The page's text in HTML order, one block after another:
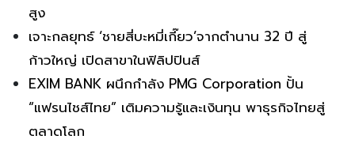
สูง
เจาะกลยุทธ์ ‘ชายสี่บะหมี่เกี๊ยว’จากตำนาน 32 ปี สู่
ก้าวใหญ่ เปิดสาขาในฟิลิปปินส์
EXIM BANK ผนึกกำลัง PMG Corporation ปั้น
“แฟรนไชส์ไทย” เติมความรู้และเงินทุน พาธุรกิจไทยสู่
ตลาดโลก